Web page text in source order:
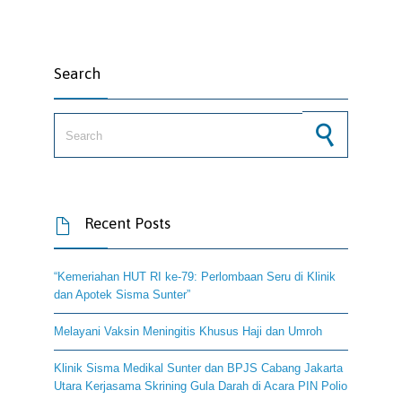
Search
 Recent Posts
“Kemeriahan HUT RI ke-79: Perlombaan Seru di Klinik
dan Apotek Sisma Sunter”
Melayani Vaksin Meningitis Khusus Haji dan Umroh
Klinik Sisma Medikal Sunter dan BPJS Cabang Jakarta
Utara Kerjasama Skrining Gula Darah di Acara PIN Polio